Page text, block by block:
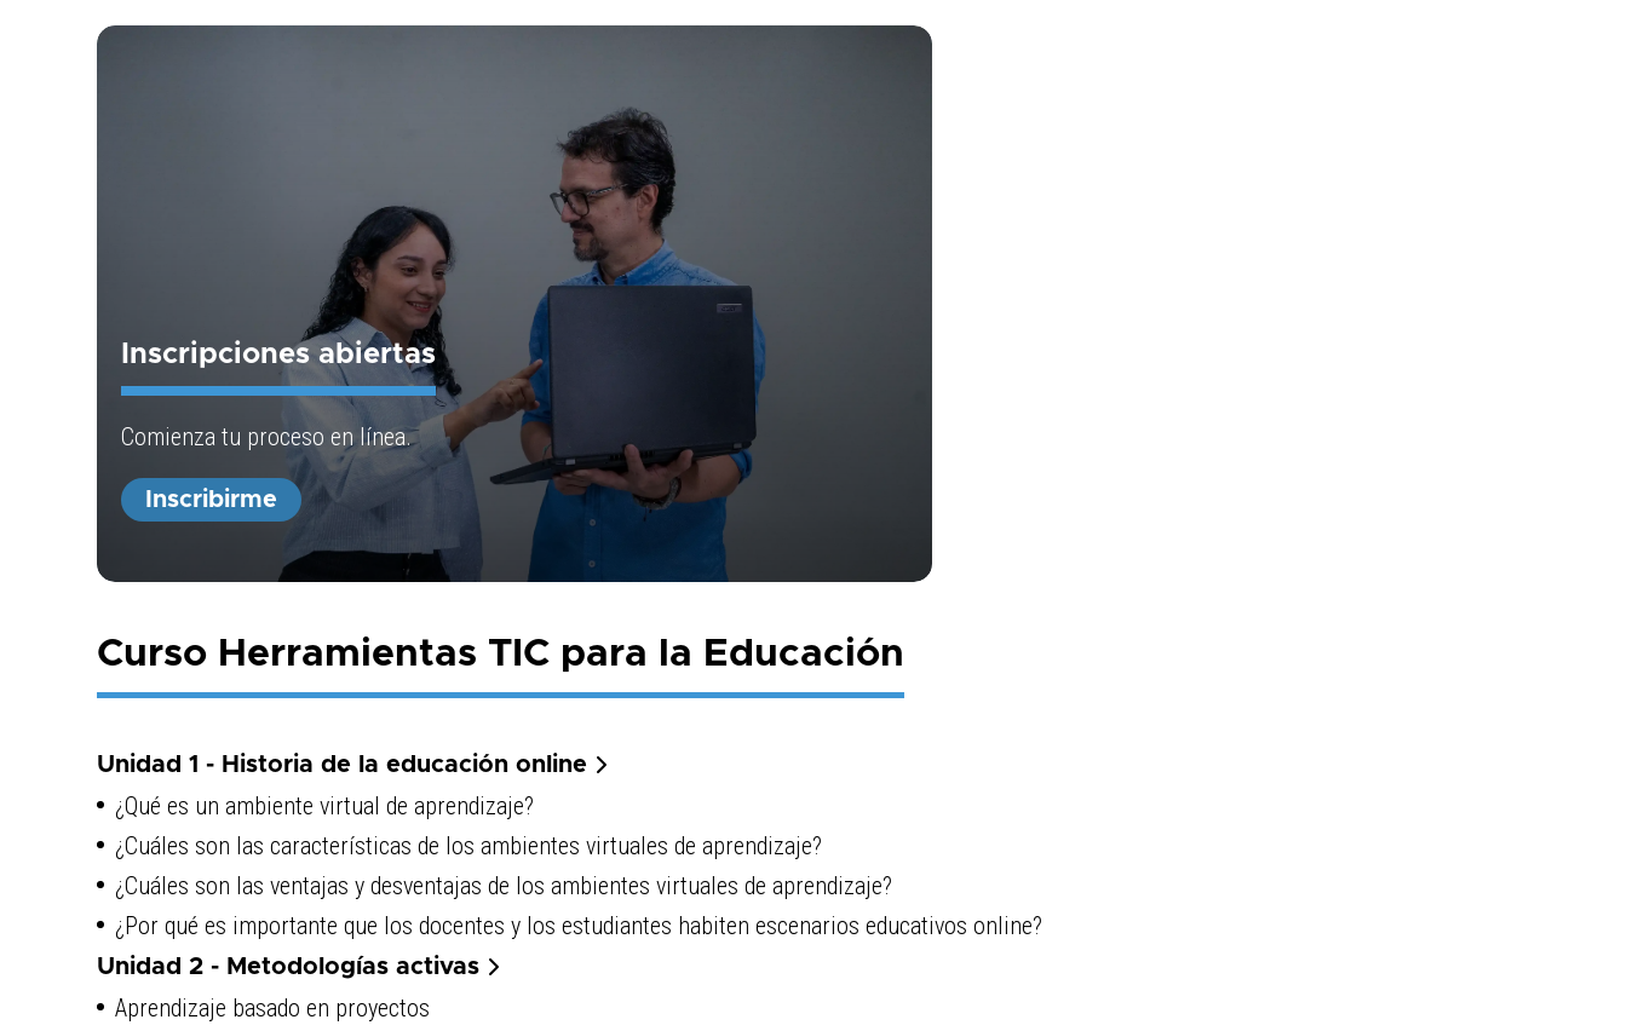
Inscripciones abiertas
Comienza tu proceso en línea.
Inscribirme
Curso Herramientas TIC para la Educación
Unidad 1 - Historia de la educación online
¿Qué es un ambiente virtual de aprendizaje?
¿Cuáles son las características de los ambientes virtuales de aprendizaje?
¿Cuáles son las ventajas y desventajas de los ambientes virtuales de aprendizaje?
¿Por qué es importante que los docentes y los estudiantes habiten escenarios educativos online?
Unidad 2 - Metodologías activas
Aprendizaje basado en proyectos